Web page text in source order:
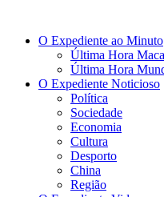
O Expediente ao Minuto
Última Hora
Última Hora
O Expediente Noticioso
Política
Sociedade
Economia
Cultura
Desporto
China
Região